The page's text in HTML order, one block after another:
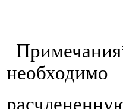
необходимо